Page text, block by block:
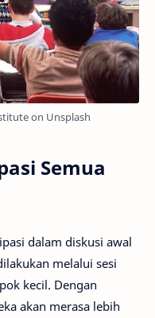
on Unsplash
Semua
dalam diskusi awal
melalui sesi
kecil. Dengan
akan merasa lebih